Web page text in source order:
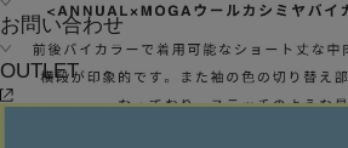
お問い合わせ
OUTLET